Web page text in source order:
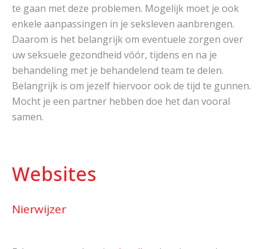
te gaan met deze problemen. Mogelijk moet je ook
enkele aanpassingen in je seksleven aanbrengen.
Daarom is het belangrijk om eventuele zorgen over
uw seksuele gezondheid vóór, tijdens en na je
behandeling met je behandelend team te delen.
Belangrijk is om jezelf hiervoor ook de tijd te gunnen.
Mocht je een partner hebben doe het dan vooral
samen.
Websites
Nierwijzer